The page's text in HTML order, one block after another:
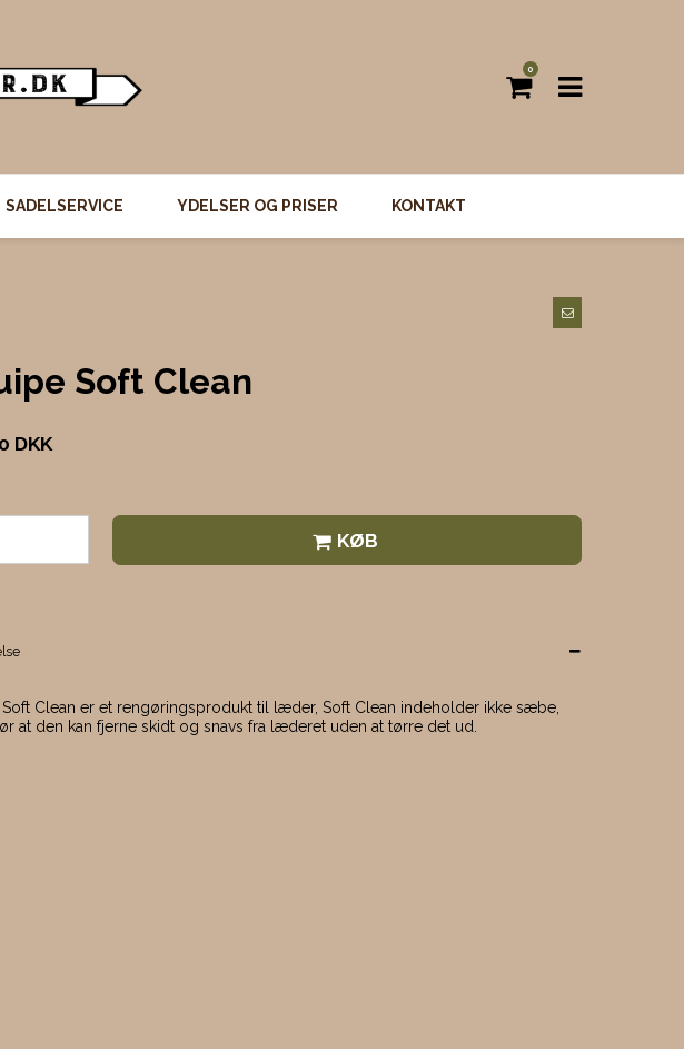
0
SADELSERVICE YDELSER OG PRISER KONTAKT
Soft Clean
DKK
KØB
Soft Clean er et rengøringsprodukt til læder, Soft Clean indeholder ikke sæbe,
at den kan fjerne skidt og snavs fra læderet uden at tørre det ud.